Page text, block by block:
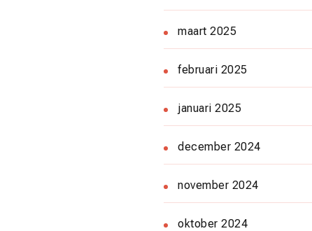
maart 2025
februari 2025
januari 2025
december 2024
november 2024
oktober 2024